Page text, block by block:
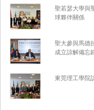
聖若瑟大學與
球夥伴關係
聖大參與馬德
成立諒解備忘
東莞理工學院